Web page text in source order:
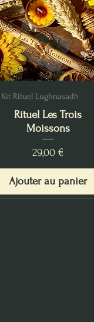
Kit Rituel Lughnasadh
Rituel Les Trois
Moissons
Prix
29,00 €
Ajouter au panier